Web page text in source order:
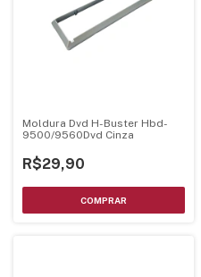
Moldura Dvd H-Buster Hbd-
9500/9560Dvd Cinza
R$29,90